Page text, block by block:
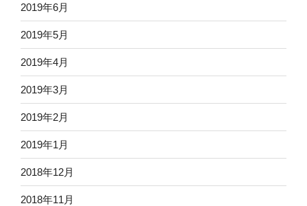
2019年6月
2019年5月
2019年4月
2019年3月
2019年2月
2019年1月
2018年12月
2018年11月